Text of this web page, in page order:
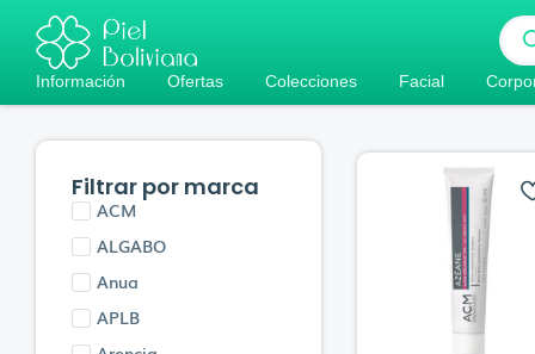
de
Información Ofertas Colecciones Facial
Filtrar por marca
ACM
ALGABO
Anua
APLB